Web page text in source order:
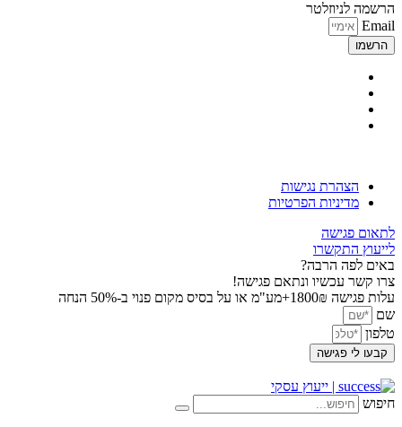
הרשמה לניוזלטר
Email
הרשמו
הצהרת נגישות
מדיניות הפרטיות
לתאום פגישה
לייעוץ התקשרו
באים לפה הרבה?
צרו קשר עכשיו ונתאם פגישה!
עלות פגישה 1800₪+מע"מ או על בסיס מקום פנוי ב-50% הנחה
שם
טלפון
קבעו לי פגישה
חיפוש